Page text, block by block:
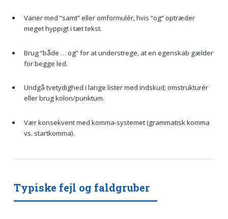
Varier med “samt” eller omformulér, hvis “og” optræder
meget hyppigt i tæt tekst.
Brug “både … og” for at understrege, at en egenskab gælder
for begge led.
Undgå tvetydighed i lange lister med indskud; omstrukturér
eller brug kolon/punktum.
Vær konsekvent med komma-systemet (grammatisk komma
vs. startkomma).
Typiske fejl og faldgruber